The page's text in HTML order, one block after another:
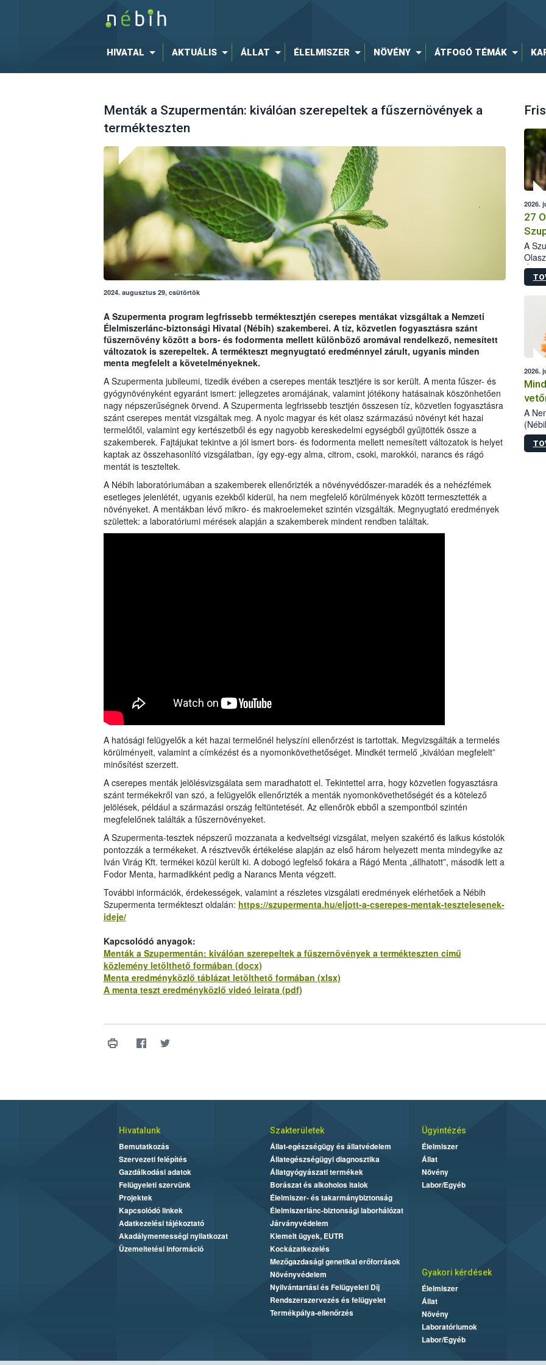
HIVATAL AKTUÁLIS ÁLLAT ÉLELMISZER NÖVÉNY ÁTFOGÓ TÉMÁK
Menták a Szupermentán: kiválóan szerepeltek a fűszernövények a
termékteszten
2024. augusztus 29, csütörtök
A Szupermenta program legfrissebb terméktesztjén cserepes mentákat vizsgáltak a Nemzeti
Élelmiszerlánc-biztonsági Hivatal (Nébih) szakemberei. A tíz, közvetlen fogyasztásra szánt
fűszernövény között a bors- és fodormenta mellett különböző aromával rendelkező, nemesített
változatok is szerepeltek. A termékteszt megnyugtató eredménnyel zárult, ugyanis minden
menta megfelelt a követelményeknek.
A Szupermenta jubileumi, tizedik évében a cserepes menták tesztjére is sor került. A menta fűszer- és
gyógynövényként egyaránt ismert: jellegzetes aromájának, valamint jótékony hatásainak köszönhetően
nagy népszerűségnek örvend. A Szupermenta legfrissebb tesztjén összesen tíz, közvetlen fogyasztásra
szánt cserepes mentát vizsgáltak meg. A nyolc magyar és két olasz származású növényt két hazai
termelőtől, valamint egy kertészetből és egy nagyobb kereskedelmi egységből gyűjtötték össze a
szakemberek. Fajtájukat tekintve a jól ismert bors- és fodormenta mellett nemesített változatok is helyet
kaptak az összehasonlító vizsgálatban, így egy-egy alma, citrom, csoki, marokkói, narancs és rágó
mentát is teszteltek.
A Nébih laboratóriumában a szakemberek ellenőrizték a növényvédőszer-maradék és a nehézfémek
esetleges jelenlétét, ugyanis ezekből kiderül, ha nem megfelelő körülmények között termesztették a
növényeket. A mentákban lévő mikro- és makroelemeket szintén vizsgálták. Megnyugtató eredmények
születtek: a laboratóriumi mérések alapján a szakemberek mindent rendben találtak.
A hatósági felügyelők a két hazai termelőnél helyszíni ellenőrzést is tartottak. Megvizsgálták a termelés
körülményeit, valamint a címkézést és a nyomonkövethetőséget. Mindkét termelő „kiválóan megfelelt”
minősítést szerzett.
A cserepes menták jelölésvizsgálata sem maradhatott el. Tekintettel arra, hogy közvetlen fogyasztásra
szánt termékekről van szó, a felügyelők ellenőrizték a menták nyomonkövethetőségét és a kötelező
jelölések, például a származási ország feltüntetését. Az ellenőrök ebből a szempontból szintén
megfelelőnek találták a fűszernövényeket.
A Szupermenta-tesztek népszerű mozzanata a kedveltségi vizsgálat, melyen szakértő és laikus kóstolók
pontozzák a termékeket. A résztvevők értékelése alapján az első három helyezett menta mindegyike az
Iván Virág Kft. termékei közül került ki. A dobogó legfelső fokára a Rágó Menta „állhatott”, második lett a
Fodor Menta, harmadikként pedig a Narancs Menta végzett.
További információk, érdekességek, valamint a részletes vizsgálati eredmények elérhetőek a Nébih
Szupermenta termékteszt oldalán: https://szupermenta.hu/eljott-a-cserepes-mentak-tesztelesenek-
ideje/
Kapcsolódó anyagok:
Menták a Szupermentán: kiválóan szerepeltek a fűszernövények a termékteszten című
közlemény letölthető formában (docx)
Menta eredményközlő táblázat letölthető formában (xlsx)
A menta teszt eredményközlő videó leirata (pdf)
2026.
27
A
2026.
A
Hivatalunk
Bemutatkozás
Szervezeti felépítés
Gazdálkodási adatok
Felügyeleti szervünk
Projektek
Kapcsolódó linkek
Adatkezelési tájékoztató
Akadálymentességi nyilatkozat
Üzemeltetési információ
Szakterületek
Állat-egészségügy és állatvédelem
Állategészségügyi diagnosztika
Állatgyógyászati termékek
Borászat és alkoholos italok
Élelmiszer- és takarmánybiztonság
Élelmiszerlánc-biztonsági laborhálózat
Járványvédelem
Kiemelt ügyek, EUTR
Kockázatkezelés
Mezőgazdasági genetikai erőforrások
Növényvédelem
Nyilvántartási és Felügyeleti Díj
Rendszerszervezés és felügyelet
Termékpálya-ellenőrzés
Ügyintézés
Élelmiszer
Állat
Növény
Labor/Egyéb
Gyakori kérdések
Élelmiszer
Állat
Növény
Laboratóriumok
Labor/Egyéb